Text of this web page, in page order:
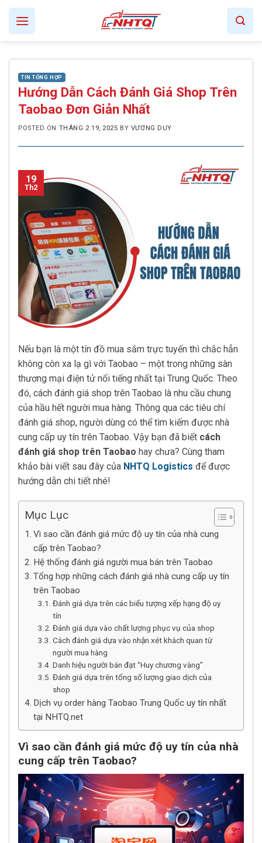
Skip
content
TIN TỔNG HỢP
Hướng Dẫn Cách Đánh Giá Shop Trên
Taobao Đơn Giản Nhất
POSTED ON THÁNG 2 19, 2025 BY VƯƠNG DUY
19
Th2
Nếu bạn là một tín đồ mua sắm trực tuyến thì chắc hẳn
không còn xa lạ gì với Taobao – một trong những sàn
thương mại điện tử nổi tiếng nhất tại Trung Quốc. Theo
đó, cách đánh giá shop trên Taobao là nhu cầu chung
của hầu hết người mua hàng. Thông qua các tiêu chí
đánh giá shop, người dùng có thể tìm kiếm được nhà
cung cấp uy tín trên Taobao. Vậy bạn đã biết cách
đánh giá shop trên Taobao hay chưa? Cùng tham
khảo bài viết sau đây của NHTQ Logistics để được
hướng dẫn chi tiết nhé!
Mục Lục
Vì sao cần đánh giá mức độ uy tín của nhà cung
cấp trên Taobao?
Hệ thống đánh giá người mua bán trên Taobao
Tổng hợp những cách đánh giá nhà cung cấp uy tín
trên Taobao
Đánh giá dựa trên các biểu tượng xếp hạng độ uy
tín
Đánh giá dựa vào chất lượng phục vụ của shop
Cách đánh giá dựa vào nhận xét khách quan từ
người mua hàng
Danh hiệu người bán đạt “Huy chương vàng”
Đánh giá dựa trên tổng số lượng giao dịch của
shop
Dịch vụ order hàng Taobao Trung Quốc uy tín nhất
tại NHTQ.net
Vì sao cần đánh giá mức độ uy tín của nhà
cung cấp trên Taobao?